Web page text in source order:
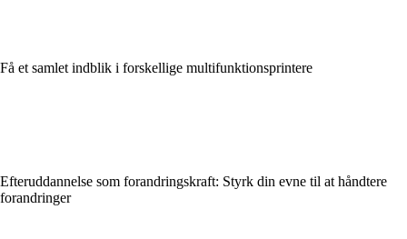
Få et samlet indblik i forskellige multifunktionsprintere
Efteruddannelse som forandringskraft: Styrk din evne til at håndtere
forandringer